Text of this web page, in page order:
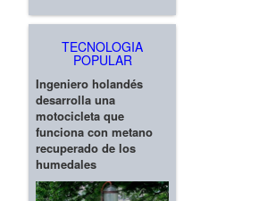
TECNOLOGIA
POPULAR
Ingeniero holandés
desarrolla una
motocicleta que
funciona con metano
recuperado de los
humedales